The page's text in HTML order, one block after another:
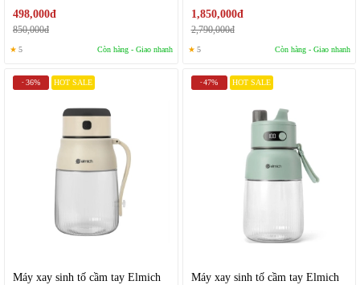
498,000đ
850,000đ
★ 5 Còn hàng - Giao nhanh
1,850,000đ
2,790,000đ
★ 5 Còn hàng - Giao nhanh
- 36% HOT SALE
Máy xay sinh tố cầm tay Elmich
-47% HOT SALE
Máy xay sinh tố cầm tay Elmich